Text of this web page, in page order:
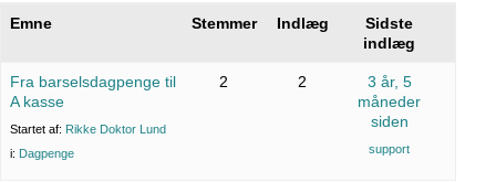
Emne Stemmer Indlæg
Sidste
indlæg
Fra barselsdagpenge til
A kasse
Startet af: Rikke Doktor Lund
i: Dagpenge
2 2
3 år, 5
måneder
siden
support